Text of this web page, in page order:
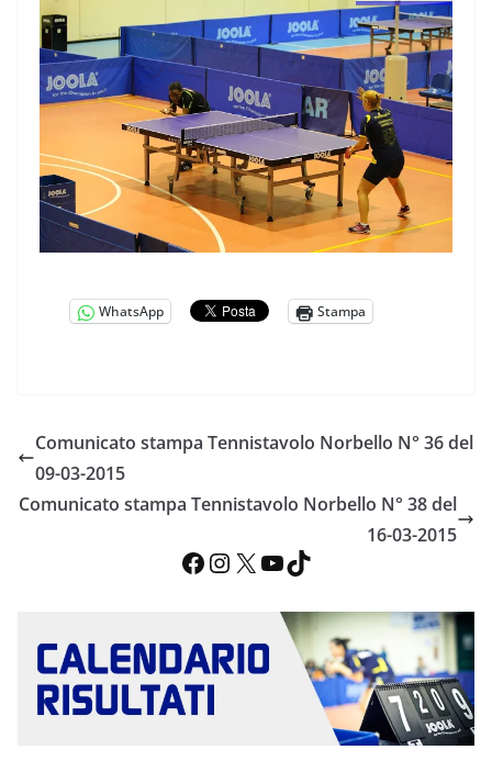
WhatsApp Stampa
Comunicato stampa Tennistavolo Norbello N° 36 del
09-03-2015
Comunicato stampa Tennistavolo Norbello N° 38 del
16-03-2015
Facebook InstagramX YouTube TikTok